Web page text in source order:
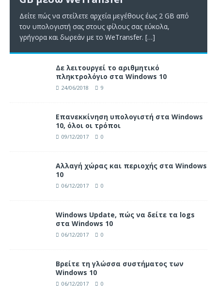
Δείτε πώς να στείλετε αρχεία μεγέθους έως 2 GB από
τον υπολογιστή σας στους φίλους σας εύκολα,
γρήγορα και δωρεάν με το WeTransfer. […]
Δε λειτουργεί το αριθμητικό
πληκτρολόγιο στα Windows 10
24/06/2018 9
Επανεκκίνηση υπολογιστή στα Windows
10, όλοι οι τρόποι
09/12/2017 0
Αλλαγή χώρας και περιοχής στα Windows
10
06/12/2017 0
Windows Update, πώς να δείτε τα logs
στα Windows 10
06/12/2017 0
Βρείτε τη γλώσσα συστήματος των
Windows 10
06/12/2017 0